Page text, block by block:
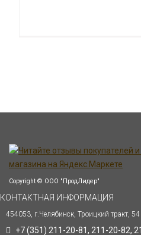
Copyright © ООО "ПродЛидер"
КОНТАКТНАЯ ИНФОРМАЦИЯ
454053, г.Челябинск, Троицкий тракт, 54
+7 (351) 211-20-81, 211-20-82,